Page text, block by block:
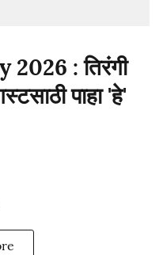
: तिरंगी
पाहा 'हे'